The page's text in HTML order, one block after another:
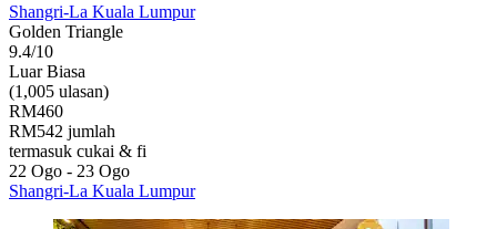
Shangri-La Kuala Lumpur
Golden Triangle
9.4/10
Luar Biasa
(1,005 ulasan)
RM460
RM542 jumlah
termasuk cukai & fi
22 Ogo - 23 Ogo
Shangri-La Kuala Lumpur